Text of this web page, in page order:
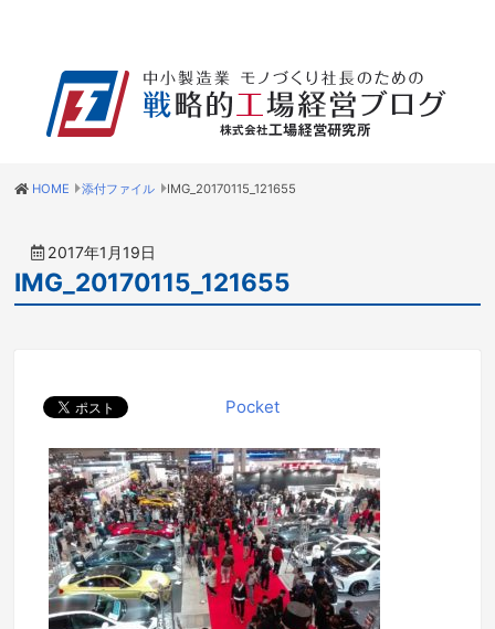
HOME 添付ファイル IMG_20170115_121655
2017年1月19日
IMG_20170115_121655
Pocket